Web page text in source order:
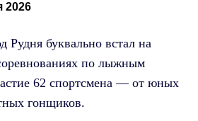
2026
Рудня буквально встал на
по лыжным
62 спортсмена — от юных
гонщиков.